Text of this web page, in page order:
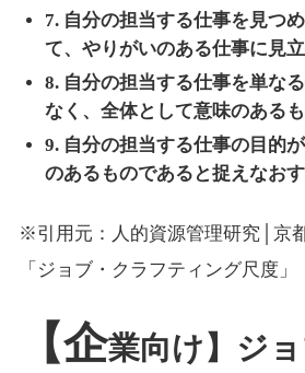
7. 自分の担当する仕事を見つ
て、やりがいのある仕事に見
8. 自分の担当する仕事を単な
なく、全体として意味のある
9. 自分の担当する仕事の目的
のあるものであると捉えなおす
※引用元：人的資源管理研究│京
「ジョブ・クラフティング尺度」
【企業向け】ジ